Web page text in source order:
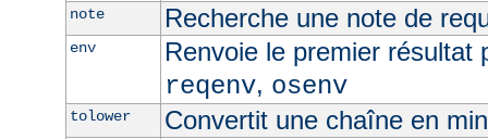
note Recherche une note de
env
Renvoie le premier résultat
reqenv, osenv
tolower Convertit une chaîne en